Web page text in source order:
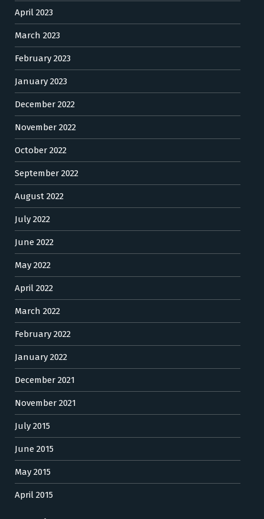
April 2023
March 2023
February 2023
January 2023
December 2022
November 2022
October 2022
September 2022
August 2022
July 2022
June 2022
May 2022
April 2022
March 2022
February 2022
January 2022
December 2021
November 2021
July 2015
June 2015
May 2015
April 2015